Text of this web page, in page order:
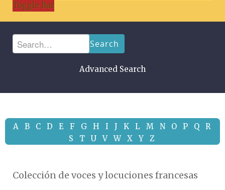
Toggle Bar
Search
Advanced Search
A B C D E F G H I J K L M N O P Q
R
S
T U V W X Y Z
Colección de voces y locuciones francesas